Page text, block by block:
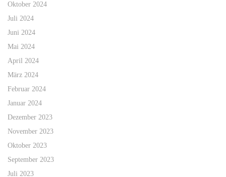
Oktober 2024
Juli 2024
Juni 2024
Mai 2024
April 2024
März 2024
Februar 2024
Januar 2024
Dezember 2023
November 2023
Oktober 2023
September 2023
Juli 2023